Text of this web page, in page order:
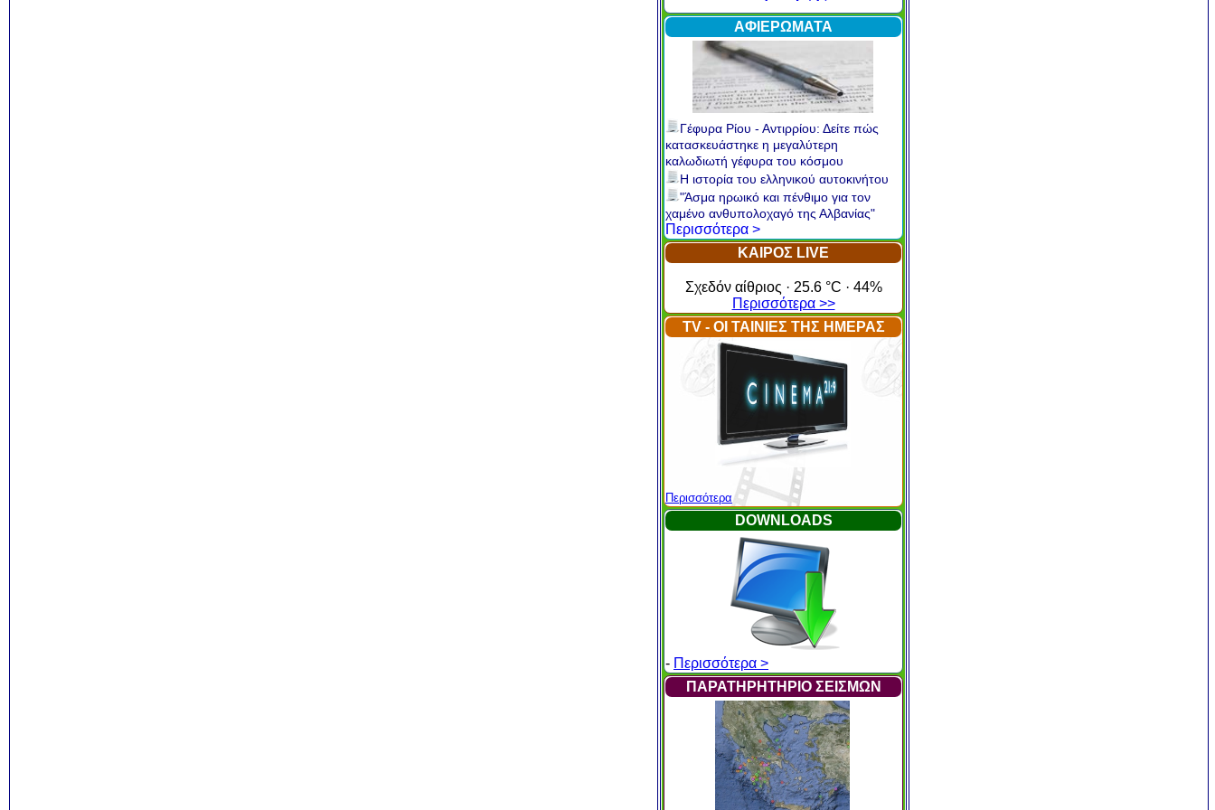
Περισσότερα >
ΑΦΙΕΡΩΜΑΤΑ
Γέφυρα Ρίου - Αντιρρίου: Δείτε πώς
κατασκευάστηκε η μεγαλύτερη
καλωδιωτή γέφυρα του κόσμου
Η ιστορία του ελληνικού αυτοκινήτου
"Άσμα ηρωικό και πένθιμο για τον
χαμένο ανθυπολοχαγό της Αλβανίας"
Περισσότερα >
ΚΑΙΡΟΣ LIVE
Σχεδόν αίθριος · 25.6 °C · 44%
Περισσότερα >>
TV - ΟΙ ΤΑΙΝΙΕΣ ΤΗΣ ΗΜΕΡΑΣ
Περισσότερα
DOWNLOADS
- Περισσότερα >
ΠΑΡΑΤΗΡΗΤΗΡΙΟ ΣΕΙΣΜΩΝ